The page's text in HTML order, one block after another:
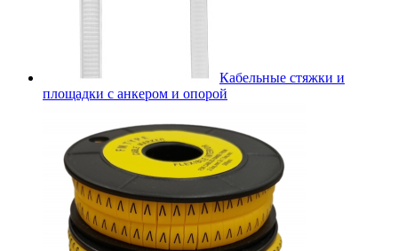
Кабельные стяжки и
площадки с анкером и опорой